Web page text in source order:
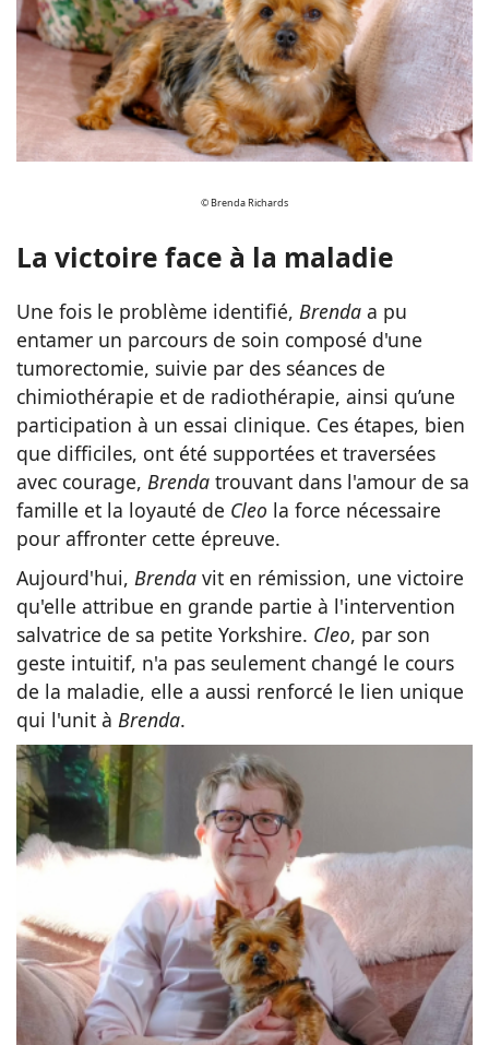
© Brenda Richards
La victoire face à la maladie
Une fois le problème identifié, Brenda a pu
entamer un parcours de soin composé d'une
tumorectomie, suivie par des séances de
chimiothérapie et de radiothérapie, ainsi qu’une
participation à un essai clinique. Ces étapes, bien
que difficiles, ont été supportées et traversées
avec courage, Brenda trouvant dans l'amour de sa
famille et la loyauté de Cleo la force nécessaire
pour affronter cette épreuve.
Aujourd'hui, Brenda vit en rémission, une victoire
qu'elle attribue en grande partie à l'intervention
salvatrice de sa petite Yorkshire. Cleo, par son
geste intuitif, n'a pas seulement changé le cours
de la maladie, elle a aussi renforcé le lien unique
qui l'unit à Brenda.